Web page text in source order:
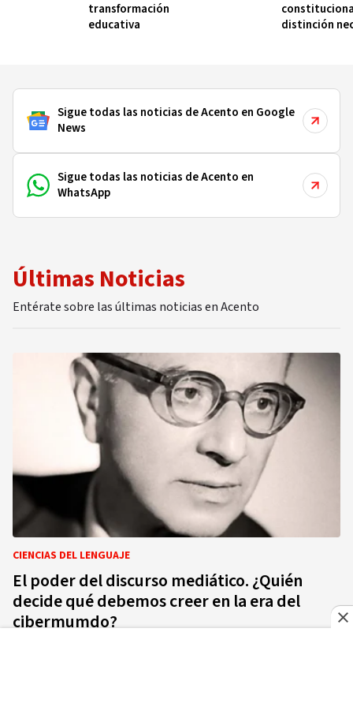
transformación
educativa
distinción
Sigue todas las noticias de Acento en Google
News
Sigue todas las noticias de Acento en
WhatsApp